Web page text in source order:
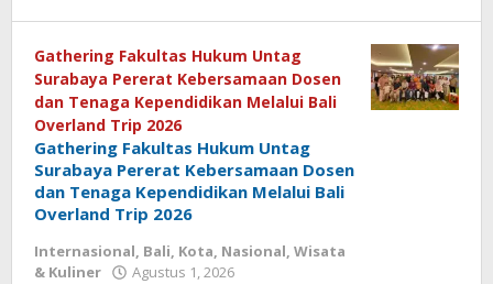
Gathering Fakultas Hukum Untag
Surabaya Pererat Kebersamaan Dosen
dan Tenaga Kependidikan Melalui Bali
Overland Trip 2026
Gathering Fakultas Hukum Untag
Surabaya Pererat Kebersamaan Dosen
dan Tenaga Kependidikan Melalui Bali
Overland Trip 2026
Internasional, Bali, Kota, Nasional, Wisata
& Kuliner
Agustus 1, 2026